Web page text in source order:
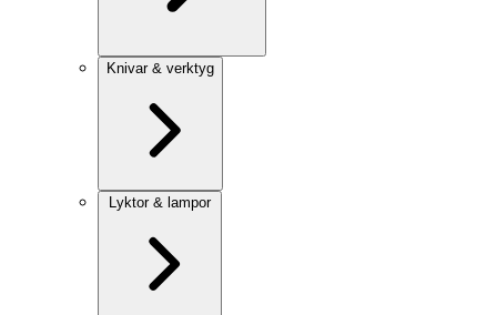
Knivar & verktyg
Lyktor & lampor